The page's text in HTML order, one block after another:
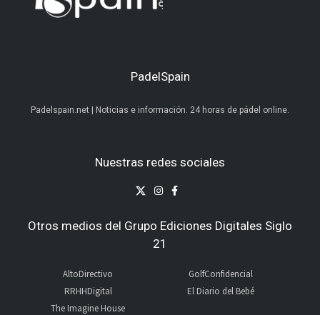
PadelSpain
Padelspain.net | Noticias e información. 24 horas de pádel online.
Nuestras redes sociales
Otros medios del Grupo Ediciones Digitales Siglo
21
AltoDirectivo
RRHHDigital
The Imagine House
GolfConfidencial
El Diario del Bebé